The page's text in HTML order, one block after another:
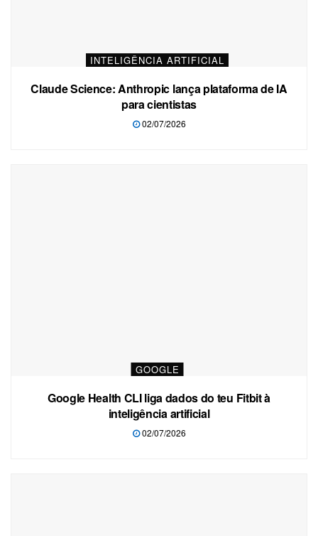
INTELIGÊNCIA ARTIFICIAL
Claude Science: Anthropic lança plataforma de IA
para cientistas
02/07/2026
GOOGLE
Google Health CLI liga dados do teu Fitbit à
inteligência artificial
02/07/2026